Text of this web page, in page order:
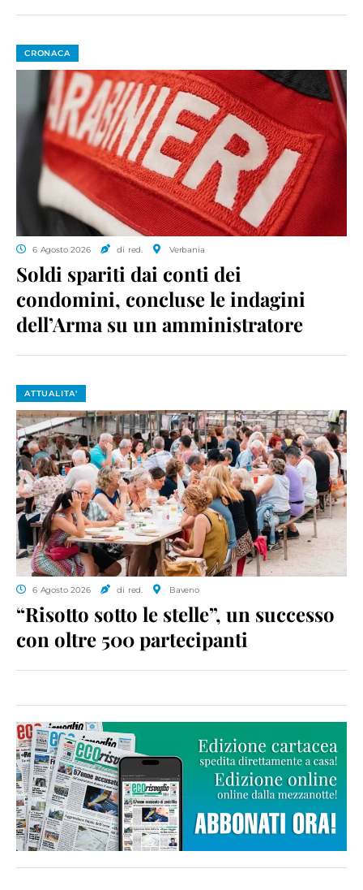
CRONACA
6 Agosto 2026 di red. Verbania
Soldi spariti dai conti dei
condomini, concluse le indagini
dell’Arma su un amministratore
ATTUALITA'
6 Agosto 2026 di red. Baveno
“Risotto sotto le stelle”, un successo
con oltre 500 partecipanti